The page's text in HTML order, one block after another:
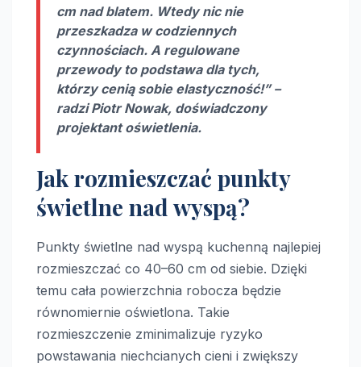
cm nad blatem. Wtedy nic nie
przeszkadza w codziennych
czynnościach. A regulowane
przewody to podstawa dla tych,
którzy cenią sobie elastyczność!” –
radzi Piotr Nowak, doświadczony
projektant oświetlenia.
Jak rozmieszczać punkty
świetlne nad wyspą?
Punkty świetlne nad wyspą kuchenną najlepiej
rozmieszczać co 40–60 cm od siebie. Dzięki
temu cała powierzchnia robocza będzie
równomiernie oświetlona. Takie
rozmieszczenie zminimalizuje ryzyko
powstawania niechcianych cieni i zwiększy